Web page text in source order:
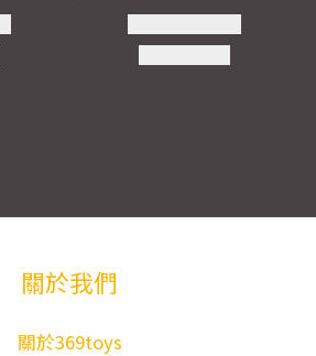
關於我們
關於369toys